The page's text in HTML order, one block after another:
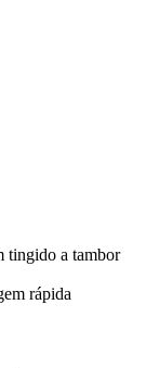
tingido a tambor
rápida